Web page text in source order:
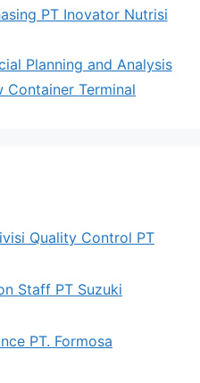
PT Inovator Nutrisi
Planning and Analysis
Container Terminal
Quality Control PT
Staff PT Suzuki
PT. Formosa